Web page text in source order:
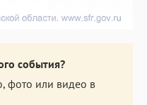
события?
фото или видео в